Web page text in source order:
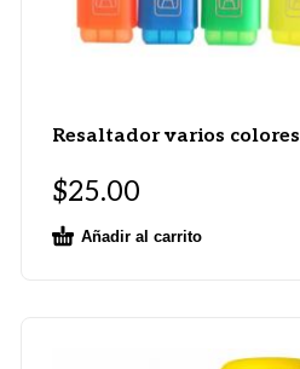
Resaltador varios colores
$25.00
Añadir al carrito